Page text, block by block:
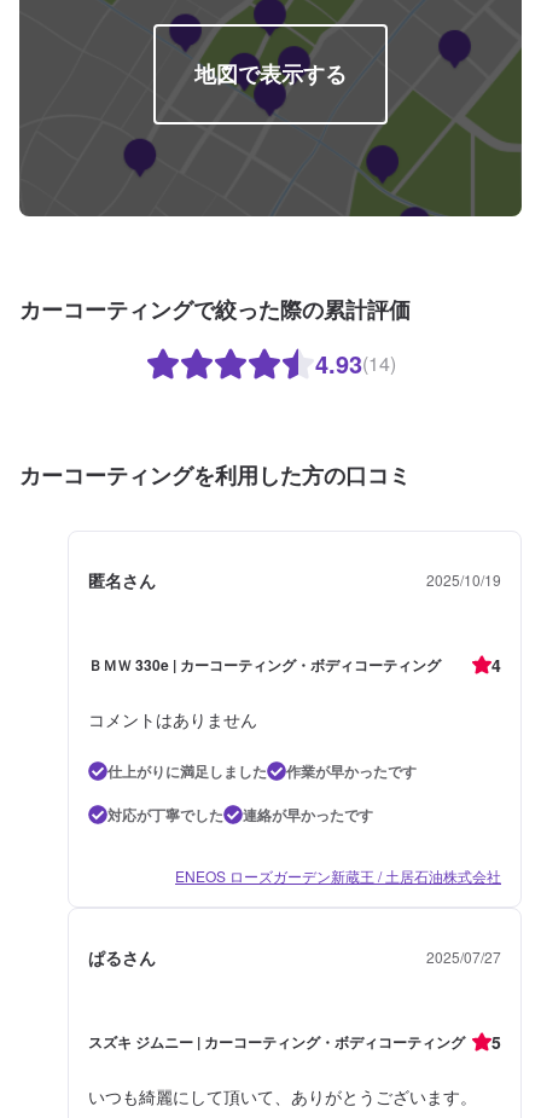
地図で表示する
カーコーティングで絞った際の累計評価
4.93(14)
カーコーティングを利用した方の口コミ
匿名さん 2025/10/19
ＢＭＷ 330e | カーコーティング・ボディコーティング 4
コメントはありません
仕上がりに満足しました
作業が早かったです
対応が丁寧でした
連絡が早かったです
ENEOS ローズガーデン新蔵王 / 土居石油株式会社
ぱるさん 2025/07/27
スズキ ジムニー | カーコーティング・ボディコーティング 5
いつも綺麗にして頂いて、ありがとうございます。